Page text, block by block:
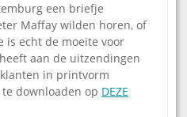
een briefje
Maffay wilden horen, of
is echt de moeite voor
aan de uitzendingen
klanten in printvorm
te downloaden op DEZE